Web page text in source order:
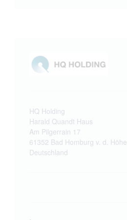
HQ Holding
Harald Quandt Haus
Am Pilgerrain 17
61352 Bad Homburg v. d. Höhe
Deutschland